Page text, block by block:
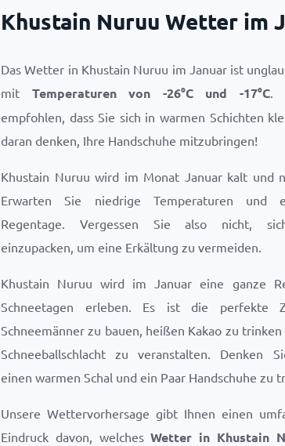
Khustain Nuruu Wetter im
Das Wetter in Khustain Nuruu im Januar ist
mit Temperaturen von -26°Cund -17°C.
empfohlen, dass Sie sich in warmen Schichten
daran denken, Ihre Handschuhe mitzubringen!
Khustain Nuruu wird im Monat Januar kalt und
Erwarten Sie niedrige Temperaturen und
Regentage. Vergessen Sie also nicht,
einzupacken, um eine Erkältung zu vermeiden.
Khustain Nuruu wird im Januar eine ganze
Schneetagen erleben. Es ist die perfekte
Schneemänner zu bauen, heißen Kakao zu
Schneeballschlacht zu veranstalten. Denken
einen warmen Schal und ein Paar Handschuhe zu
Unsere Wettervorhersage gibt Ihnen einen
Eindruck davon, welchesWetter in Khustain